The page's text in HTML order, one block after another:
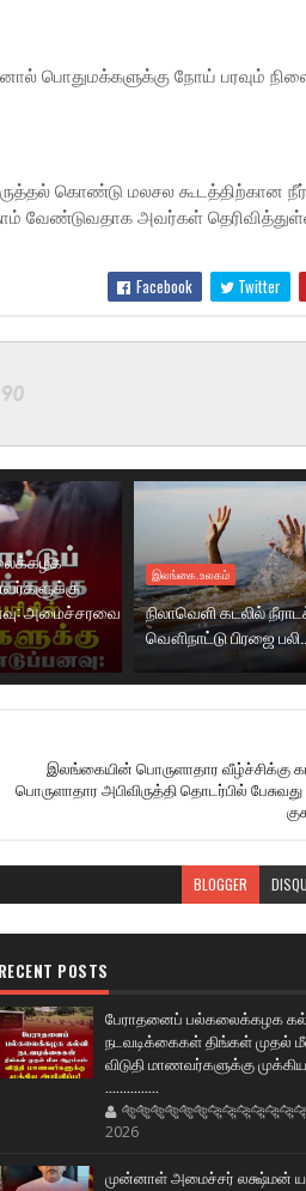
பொதுமக்களுக்கு நோய் பரவும்
கொண்டு மலசல கூடத்திற்கான
தாம் வேண்டுவதாக அவர்கள்
Facebook Twitter
அமைச்சரவை
இலங்கை.உலகம்
நிலாவெளி கடலில்
வௌிநாட்டு பிரஜை
இலங்கையின் பொருளாதார வீழ்ச்சிக்கு
பொருளாதார அபிவிருத்தி தொடர்பில்
BLOGGER
RECENT POSTS
பேராதனைப் பல்கலைக்கழக
நடவடிக்கைகள் திங்கள் முதல்
விடுதி மாணவர்களுக்கு முக்கிய
...............
2026
முன்னாள் அமைச்சர் லக்ஷ்மன்